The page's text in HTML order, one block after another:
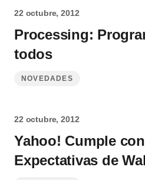
22 octubre, 2012
Processing:
todos
NOVEDADES
22 octubre, 2012
Yahoo! Cumple
Expectativas de